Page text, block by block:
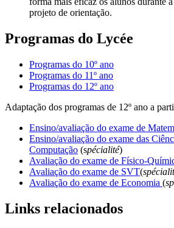
projeto de orientação.
Programas do Lycée
Programas do 10º ano
Programas do 11º ano
Programas do 12º ano
Adaptação dos programas de 12º ano a
Ensino/avaliação do exame de
Ensino/avaliação do exame das
Computação (spécialité)
Avaliação do exame de Físico-
Avaliação do exame de SVT(
Avaliação do exame de Economia (
Links relacionados